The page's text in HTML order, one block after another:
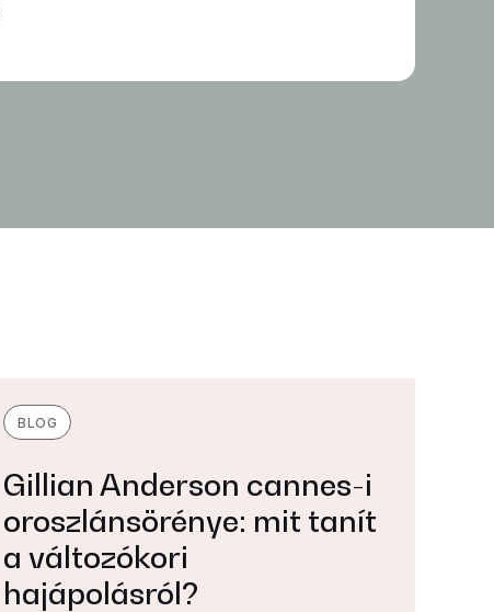
BLOG
Gillian Anderson cannes-i
oroszlánsörénye: mit tanít
a változókori
hajápolásról?